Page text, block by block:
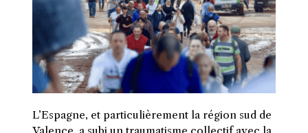
L’Espagne, et particulièrement la région sud de
Valence, a subi un traumatisme collectif avec la